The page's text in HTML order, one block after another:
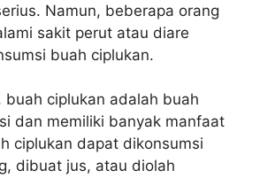
Namun, beberapa orang
sakit perut atau diare
buah ciplukan.
buah ciplukan adalah buah
dan memiliki banyak manfaat
ciplukan dapat dikonsumsi
dibuat jus, atau diolah